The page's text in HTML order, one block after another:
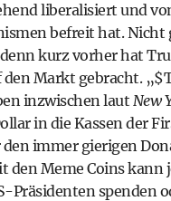
liberalisiert und
befreit hat. Nicht
kurz vorher hat
den Markt gebracht.
inzwischen laut New
in die Kassen der
den immer gierigen
den Meme Coins kann
Präsidenten spenden